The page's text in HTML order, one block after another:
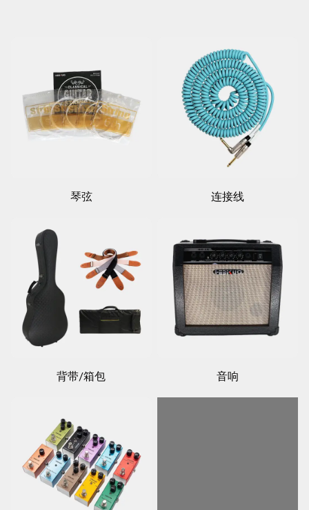
琴弦 连接线
背带/箱包 音响